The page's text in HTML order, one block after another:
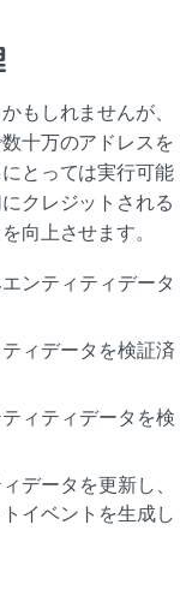
もしれませんが、
十万のアドレスを
とっては実行可能
クレジットされる
向上させます。
ンティティデータ
ィデータを検証済
ィティデータを検
データを更新し、
イベントを生成し